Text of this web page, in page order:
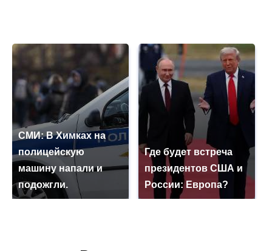
СМИ: В Химках на
полицейскую
машину напали и
подожгли.
Где будет встреча
президентов США и
России: Европа?